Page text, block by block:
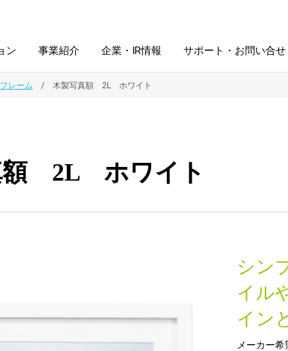
ファイル・
ホルダー用品
ン
学校ソリューション
事業紹介 企業・IR情報
沿革
サポート・お問い合せ
レーム 木製写真額 2L ホワイト
額 2L ホワイト
シン
イル
イン
メーカー